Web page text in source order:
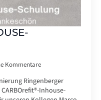
Kommentare
Ringenberger
Inhouse-